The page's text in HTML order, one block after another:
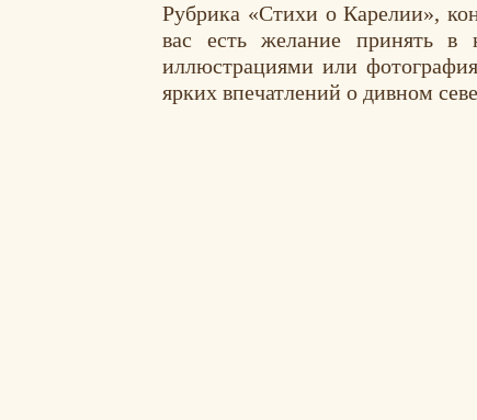
Рубрика «Стихи о Карелии»,
вас есть желание принять в
иллюстрациями или
ярких впечатлений о дивном